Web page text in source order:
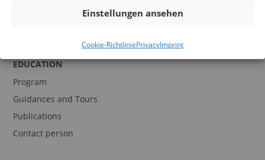
Einstellungen ansehen
Cookie-RichtliniePrivacyImprint
EDUCATION
Program
Guidances and Tours
Publications
Contact person